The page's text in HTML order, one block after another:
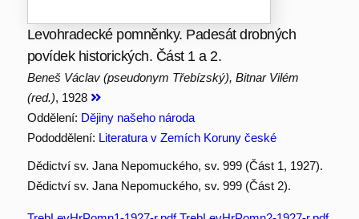
Levohradecké pomněnky. Padesát drobných
povídek historických. Část 1 a 2.
Beneš Václav (pseudonym Třebízský), Bitnar Vilém
(red.), 1928
Oddělení: Dějiny našeho národa
Pododdělení: Literatura v Zemích Koruny české
Dědictví sv. Jana Nepomuckého, sv. 999 (Část 1, 1927).
Dědictví sv. Jana Nepomuckého, sv. 999 (Část 2).